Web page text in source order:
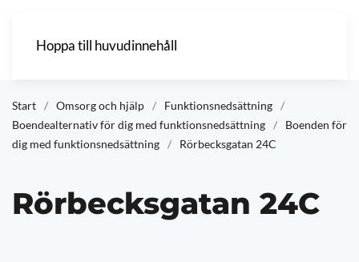
Hoppa till huvudinnehåll
Start Omsorg och hjälp
Funktionsnedsättning
Boendealternativ för dig med funktionsnedsättning
Boenden för
dig med funktionsnedsättning
Rörbecksgatan 24C
Rörbecksgatan 24C